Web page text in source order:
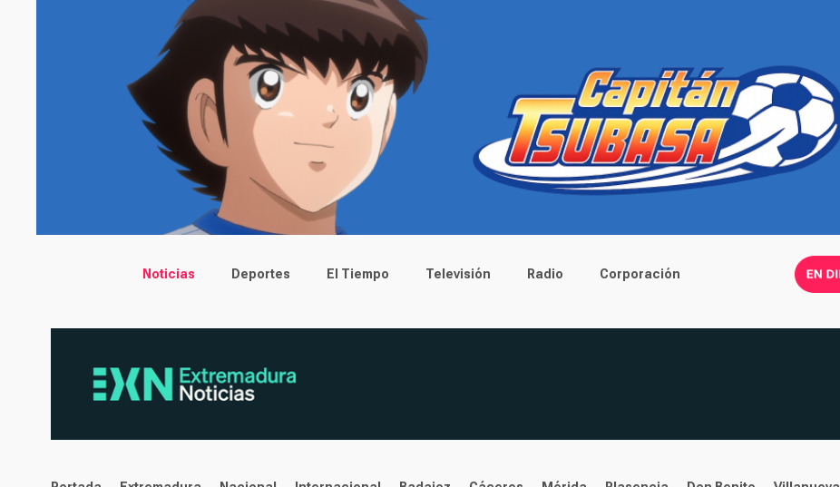
Main menu
Noticias Deportes El Tiempo Televisión Radio Corporación